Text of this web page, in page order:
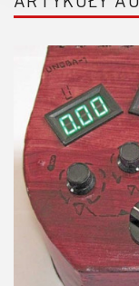
Dla
KITy